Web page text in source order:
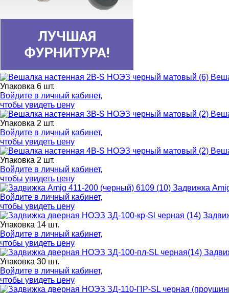
Упаковка 6 шт.
Войдите в личный кабинет,
чтобы увидеть цену
Упаковка 2 шт.
Войдите в личный кабинет,
чтобы увидеть цену
Упаковка 2 шт.
Войдите в личный кабинет,
чтобы увидеть цену
Задвижка
Войдите в личный кабинет,
чтобы увидеть цену
Упаковка 14 шт.
Войдите в личный кабинет,
чтобы увидеть цену
Упаковка 30 шт.
Войдите в личный кабинет,
чтобы увидеть цену